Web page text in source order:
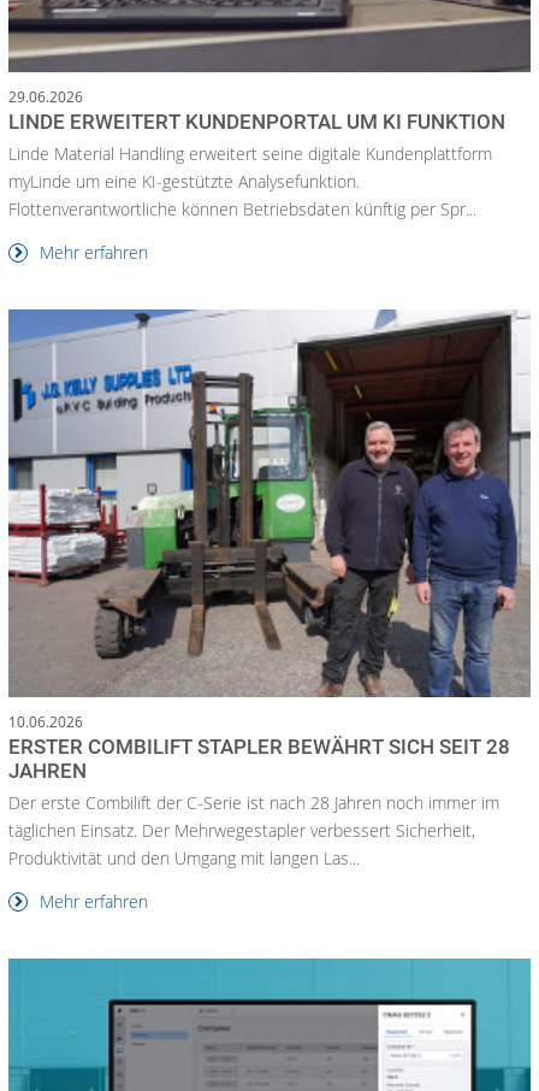
29.06.2026
LINDE ERWEITERT KUNDENPORTAL UM KI FUNKTION
Linde Material Handling erweitert seine digitale Kundenplattform
myLinde um eine KI-gestützte Analysefunktion.
Flottenverantwortliche können Betriebsdaten künftig per Spr...
Mehr erfahren
10.06.2026
ERSTER COMBILIFT STAPLER BEWÄHRT SICH SEIT 28
JAHREN
Der erste Combilift der C-Serie ist nach 28 Jahren noch immer im
täglichen Einsatz. Der Mehrwegestapler verbessert Sicherheit,
Produktivität und den Umgang mit langen Las...
Mehr erfahren